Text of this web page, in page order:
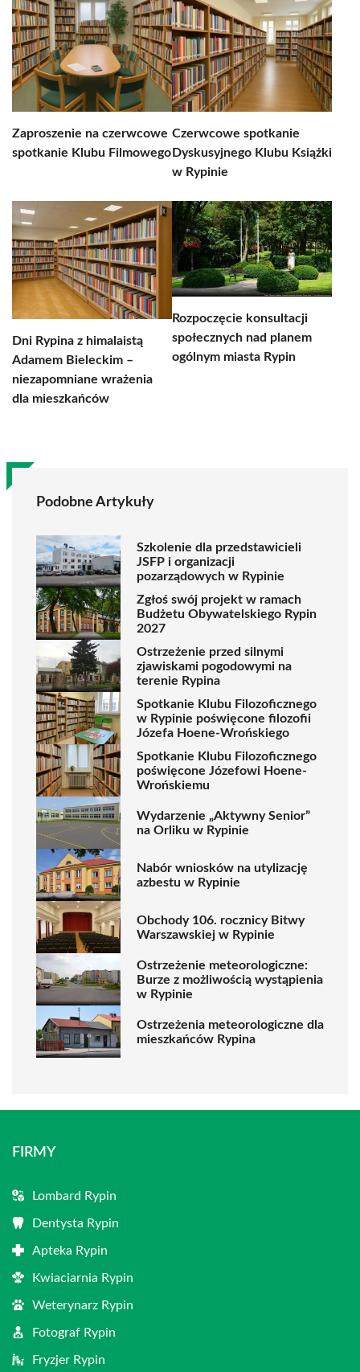
Zaproszenie na czerwcowe
spotkanie Klubu Filmowego
Czerwcowe spotkanie
Dyskusyjnego Klubu Książki
w Rypinie
Dni Rypina z himalaistą
Adamem Bieleckim –
niezapomniane wrażenia
dla mieszkańców
Rozpoczęcie konsultacji
społecznych nad planem
ogólnym miasta Rypin
Podobne Artykuły
Szkolenie dla przedstawicieli
JSFP i organizacji
pozarządowych w Rypinie
Zgłoś swój projekt w ramach
Budżetu Obywatelskiego Rypin
2027
Ostrzeżenie przed silnymi
zjawiskami pogodowymi na
terenie Rypina
Spotkanie Klubu Filozoficznego
w Rypinie poświęcone filozofii
Józefa Hoene-Wrońskiego
Spotkanie Klubu Filozoficznego
poświęcone Józefowi Hoene-
Wrońskiemu
Wydarzenie „Aktywny Senior”
na Orliku w Rypinie
Nabór wniosków na utylizację
azbestu w Rypinie
Obchody 106. rocznicy Bitwy
Warszawskiej w Rypinie
Ostrzeżenie meteorologiczne:
Burze z możliwością wystąpienia
w Rypinie
Ostrzeżenia meteorologiczne dla
mieszkańców Rypina
FIRMY
Lombard Rypin
Dentysta Rypin
Apteka Rypin
Kwiaciarnia Rypin
Weterynarz Rypin
Fotograf Rypin
Fryzjer Rypin